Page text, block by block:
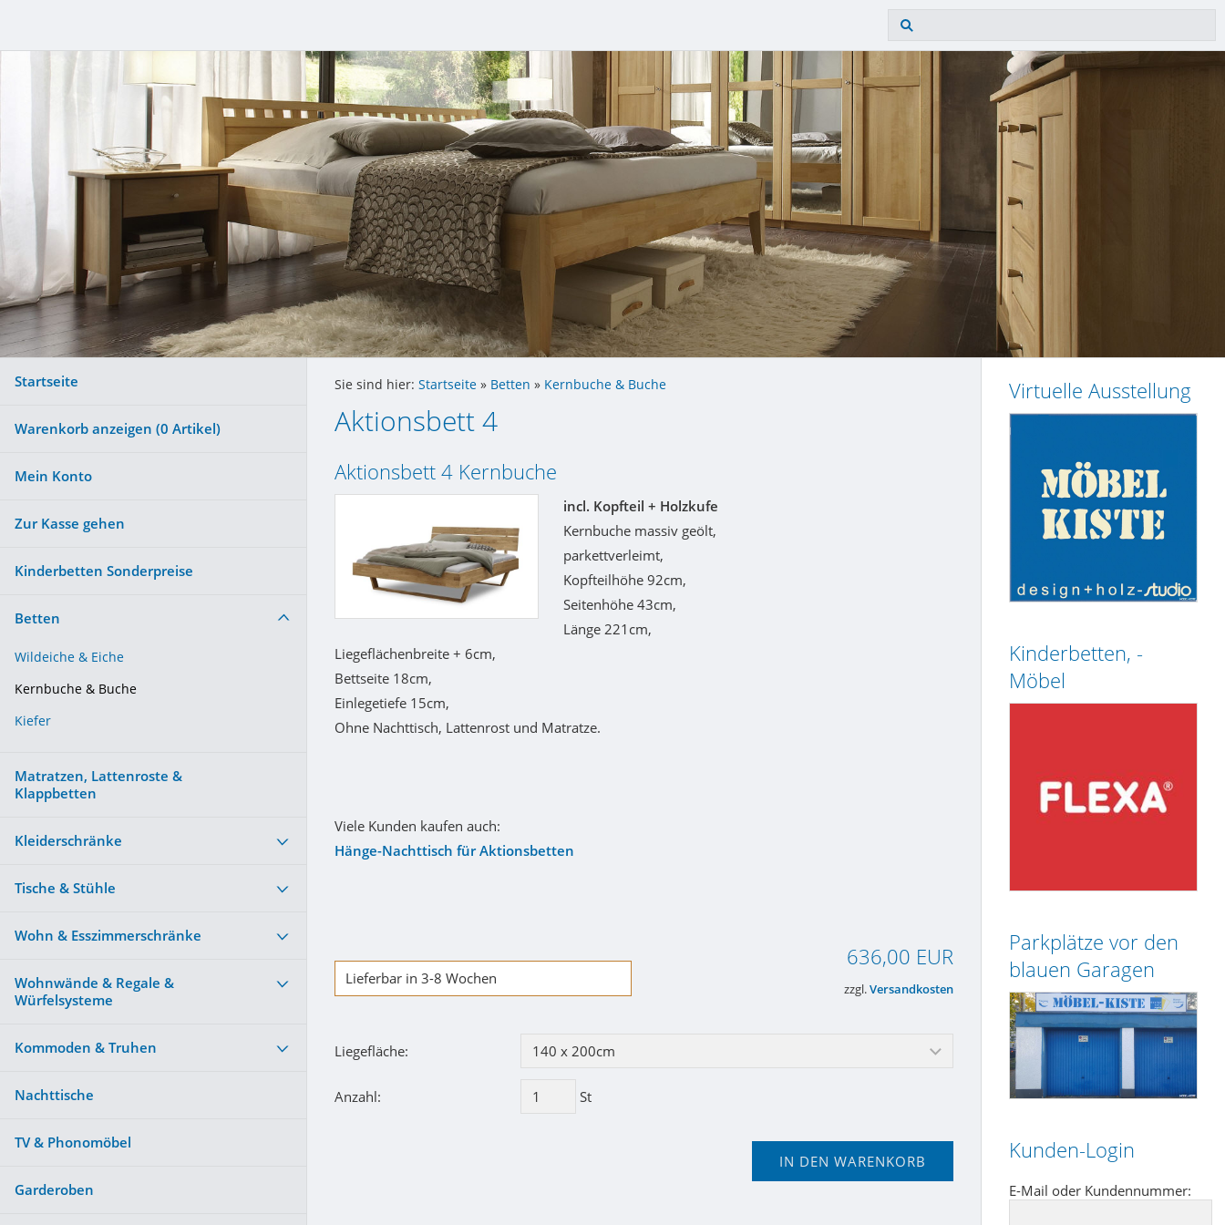
Startseite
Warenkorb anzeigen (0 Artikel)
Mein Konto
Zur Kasse gehen
Kinderbetten Sonderpreise
Betten
Wildeiche & Eiche
Kernbuche & Buche
Kiefer
Matratzen, Lattenroste &
Klappbetten
Kleiderschränke
Tische & Stühle
Wohn & Esszimmerschränke
Wohnwände & Regale &
Würfelsysteme
Kommoden & Truhen
Nachttische
TV & Phonomöbel
Garderoben
Sie sind hier: Startseite » Betten » Kernbuche & Buche
Aktionsbett 4
Aktionsbett 4 Kernbuche
incl. Kopfteil + Holzkufe
Kernbuche massiv geölt,
parkettverleimt,
Kopfteilhöhe 92cm,
Seitenhöhe 43cm,
Länge 221cm,
Liegeflächenbreite + 6cm,
Bettseite 18cm,
Einlegetiefe 15cm,
Ohne Nachttisch, Lattenrost und Matratze.
Viele Kunden kaufen auch:
Hänge-Nachttisch für Aktionsbetten
Lieferbar in 3-8 Wochen
636,00 EUR
zzgl.Versandkosten
Liegefläche:
Anzahl: St
IN DEN WARENKORB
Virtuelle Ausstellung
Kinderbetten, -
Möbel
Parkplätze vor den
blauen Garagen
Kunden-Login
E-Mail oder Kundennummer: